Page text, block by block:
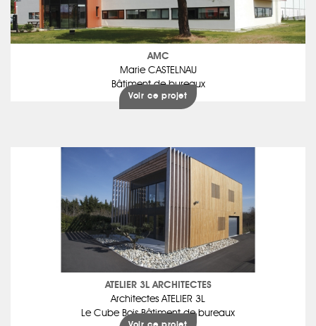
AMC
Marie CASTELNAU
Bâtiment de bureaux
Voir ce projet
ATELIER 3L ARCHITECTES
Architectes ATELIER 3L
Le Cube Bois Bâtiment de bureaux